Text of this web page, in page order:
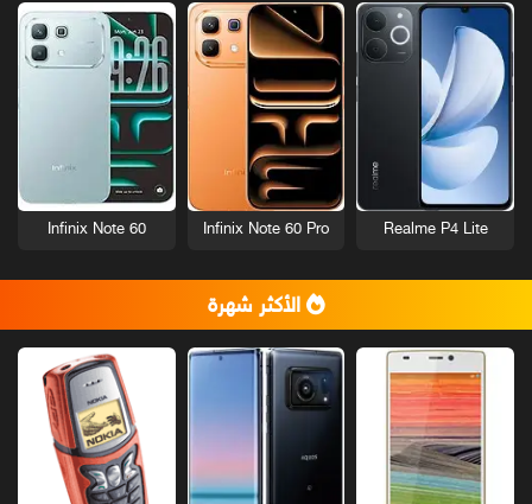
Realme P4 Lite
Infinix Note 60 Pro
Infinix Note 60
الأكثر شهرة